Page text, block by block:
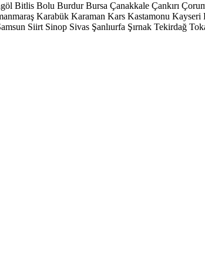
Bitlis Bolu Burdur Bursa Çanakkale Çankırı
Karabük Karaman Kars Kastamonu Kayseri
Siirt Sinop Sivas Şanlıurfa Şırnak Tekirdağ